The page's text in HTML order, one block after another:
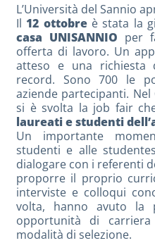
L’Università del Sannio
Il 12 ottobreè stata la
casa UNISANNIO per
offerta di lavoro. Un
atteso e una richiesta
record. Sono 700 le
aziende partecipanti. Nel
si è svolta la job fair
laureati e studenti
Un importante
studenti e alle
dialogare con i referenti
proporre il proprio
interviste e colloqui
volta, hanno avuto la
opportunità di
modalità di selezione.